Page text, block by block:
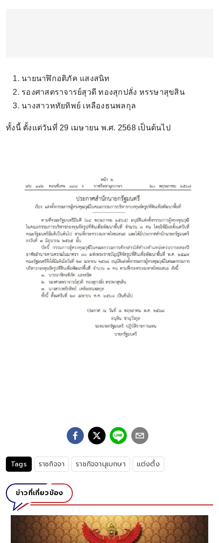
นายนาฬิกอติภัค แสงสนิท
รองศาสตราจารย์สุวดี ทองสุกปลั่ง หรรษาสุขสิน
นางสาวหทัยทิพย์ เหลืองธนพลกุล
ทั้งนี้ ตั้งแต่วันที่ 29 เมษายน พ.ศ. 2568 เป็นต้นไป
Tags ราชกิจจา ราชกิจจานุเบกษา แต่งตั้ง
ข่าวที่เกี่ยวข้อง